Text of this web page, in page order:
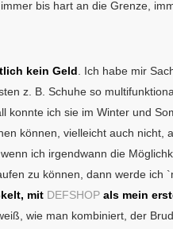
bis hart an die Grenze,
kein Geld . Ich habe mir
z. B. Schuhe so
konnte ich sie im Winter und
können, vielleicht auch nicht,
ich irgendwann die
zu können, dann werde ich
mit DEFSHOP als mein
wie man kombiniert, der